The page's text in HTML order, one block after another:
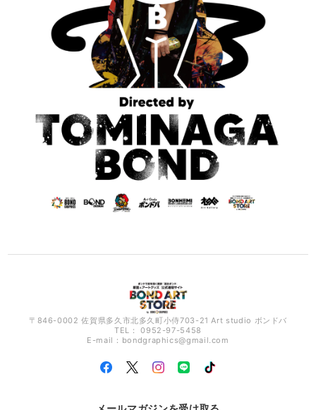
〒846-0002 佐賀県多久市北多久町小侍703-21 Art studio ボンドバ
TEL： 0952-97-5458
E-mail： bondgraphics@gmail.com